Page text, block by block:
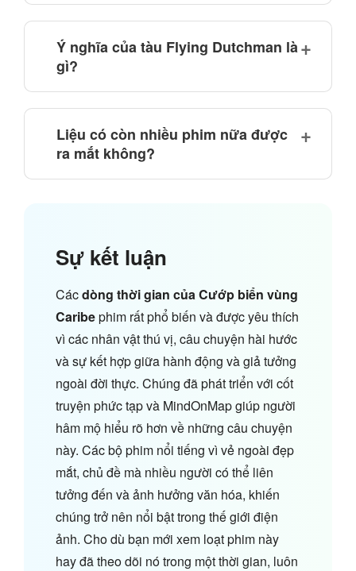
Ý nghĩa của tàu Flying Dutchman là
gì?
Liệu có còn nhiều phim nữa được
ra mắt không?
Sự kết luận
Cácdòng thời gian của Cướp biển vùng
Caribephim rất phổ biến và được yêu thích
vì các nhân vật thú vị, câu chuyện hài hước
và sự kết hợp giữa hành động và giả tưởng
ngoài đời thực. Chúng đã phát triển với cốt
truyện phức tạp và MindOnMap giúp người
hâm mộ hiểu rõ hơn về những câu chuyện
này. Các bộ phim nổi tiếng vì vẻ ngoài đẹp
mắt, chủ đề mà nhiều người có thể liên
tưởng đến và ảnh hưởng văn hóa, khiến
chúng trở nên nổi bật trong thế giới điện
ảnh. Cho dù bạn mới xem loạt phim này
hay đã theo dõi nó trong một thời gian, luôn